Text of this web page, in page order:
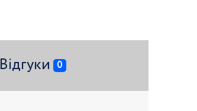
Відгуки 0